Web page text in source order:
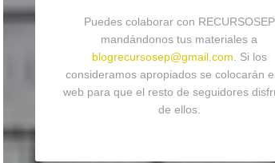
Puedes colaborar con RECURSOSEP
mandándonos tus materiales a
blogrecursosep@gmail.com . Si los
consideramos apropiados se colocarán
web para que el resto de seguidores
de ellos.